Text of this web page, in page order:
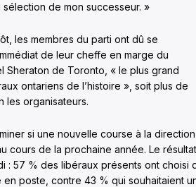
de mon successeur. »
les membres du parti ont dû se
de leur cheffe en marge du
Sheraton de Toronto, « le plus grand
ontariens de l’histoire », soit plus de
les organisateurs.
si une nouvelle course à la direction
cours de la prochaine année. Le résultat
: 57 % des libéraux présents ont choisi
en poste, contre 43 % qui souhaitaient